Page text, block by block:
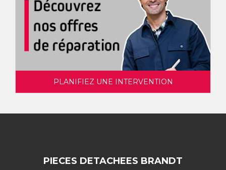
PLANIFIEZ UNE INTERVENTION
PIECES DETACHEES BRANDT